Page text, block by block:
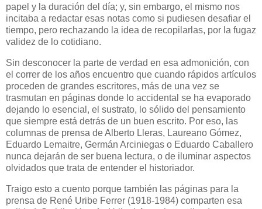
papel y la duración del día; y, sin embargo, el mismo nos
incitaba a redactar esas notas como si pudiesen desafiar el
tiempo, pero rechazando la idea de recopilarlas, por la fugaz
validez de lo cotidiano.
Sin desconocer la parte de verdad en esa admonición, con
el correr de los años encuentro que cuando rápidos artículos
proceden de grandes escritores, más de una vez se
trasmutan en páginas donde lo accidental se ha evaporado
dejando lo esencial, el sustrato, lo sólido del pensamiento
que siempre está detrás de un buen escrito. Por eso, las
columnas de prensa de Alberto Lleras, Laureano Gómez,
Eduardo Lemaitre, Germán Arciniegas o Eduardo Caballero
nunca dejarán de ser buena lectura, o de iluminar aspectos
olvidados que trata de entender el historiador.
Traigo esto a cuento porque también las páginas para la
prensa de René Uribe Ferrer (1918-1984) comparten esa